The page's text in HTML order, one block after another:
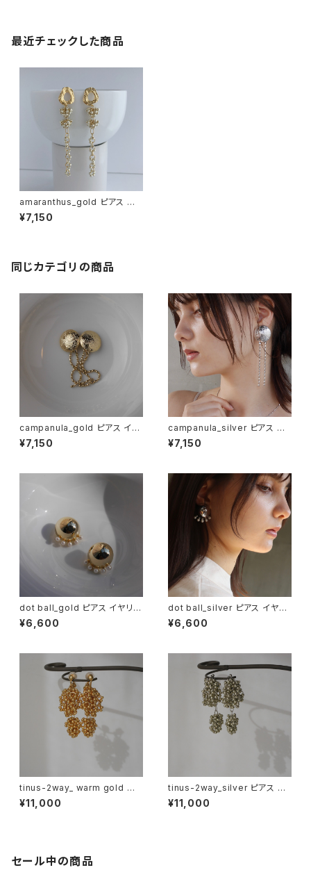
最近チェックした商品
amaranthus_gold ピアス イ
ヤリング
¥7,150
同じカテゴリの商品
campanula_gold ピアス イヤ
リング
¥7,150
campanula_silver ピアス イ
ヤリング
¥7,150
dot ball_gold ピアス イヤリン
グ
¥6,600
dot ball_silver ピアス イヤリ
ング
¥6,600
tinus-2way_ warm gold ピ
アス イヤリング
¥11,000
tinus-2way_silver ピアス イ
ヤリング
¥11,000
セール中の商品